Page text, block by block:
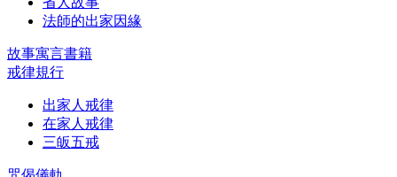
法師的出家因緣
故事寓言書籍
戒律規行
出家人戒律
在家人戒律
三皈五戒